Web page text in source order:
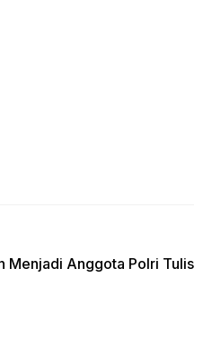
Menjadi Anggota Polri Tulis